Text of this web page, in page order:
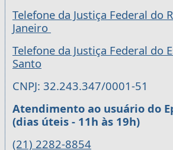
Telefone da Justiça Federal do
Janeiro
Telefone da Justiça Federal do
Santo
CNPJ: 32.243.347/0001-51
Atendimento ao usuário do
(dias úteis - 11h às 19h)
(21) 2282-8854